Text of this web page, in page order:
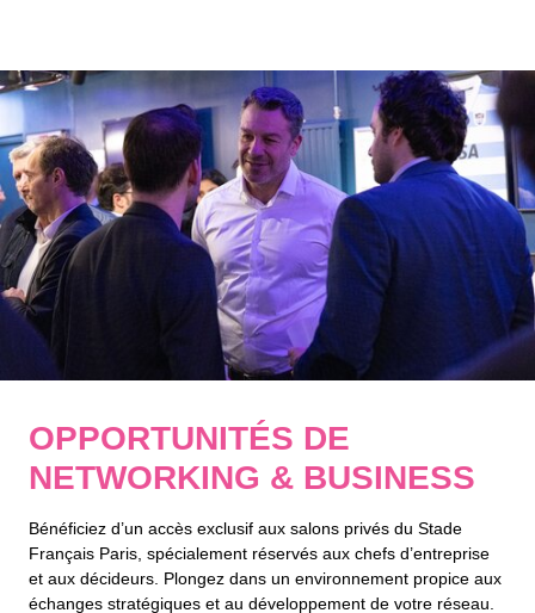
OPPORTUNITÉS DE
NETWORKING & BUSINESS
Bénéficiez d’un accès exclusif aux salons privés du Stade
Français Paris, spécialement réservés aux chefs d’entreprise
et aux décideurs. Plongez dans un environnement propice aux
échanges stratégiques et au développement de votre réseau.